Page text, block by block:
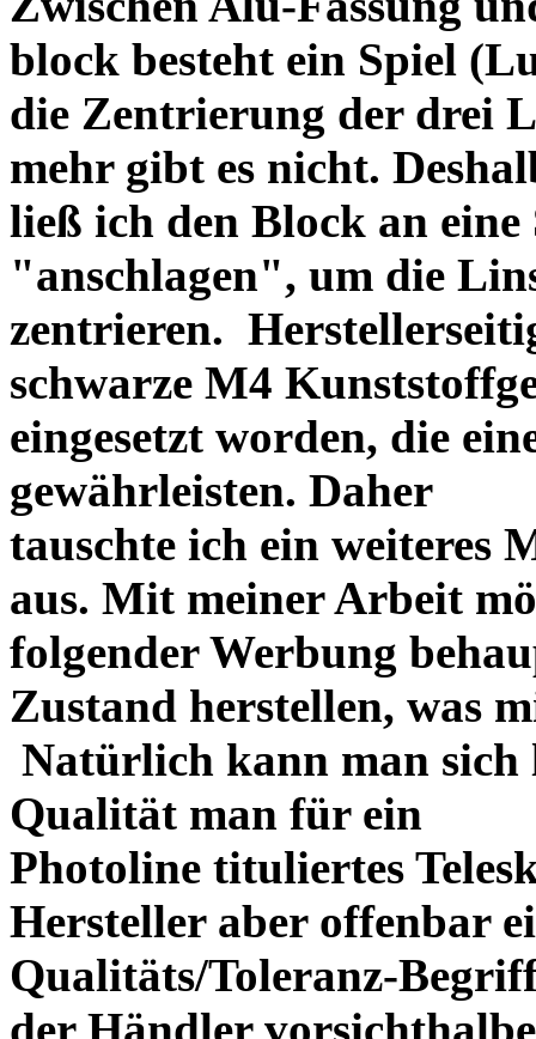
block besteht ein Spiel
die Zentrierung der drei
mehr gibt es nicht.
ließ ich den Block an eine
"anschlagen", um die
zentrieren.
schwarze M4
eingesetzt worden, die
gewährleisten. Daher
tauschte ich ein weiteres
aus. Mit meiner Arbeit
folgender Werbung
Zustand herstellen, was
Natürlich kann man sich
Qualität man für ein
Photoline tituliertes
Hersteller aber offenbar
Qualitäts/Toleranz-
der Händler